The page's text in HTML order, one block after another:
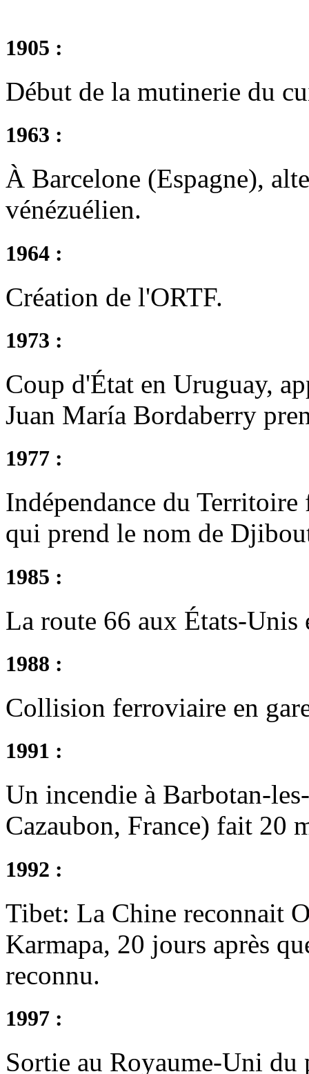
1905 :
Début de la mutinerie du
1963 :
À Barcelone (Espagne),
vénézuélien.
1964 :
Création de l'ORTF.
1973 :
Coup d'État en Uruguay,
Juan María Bordaberry
1977 :
Indépendance du Territoire
qui prend le nom de
1985 :
La route 66 aux États-
1988 :
Collision ferroviaire en
1991 :
Un incendie à Barbotan-
Cazaubon, France) fait 20
1992 :
Tibet: La Chine reconnait
Karmapa, 20 jours après
reconnu.
1997 :
Sortie au Royaume-Uni du